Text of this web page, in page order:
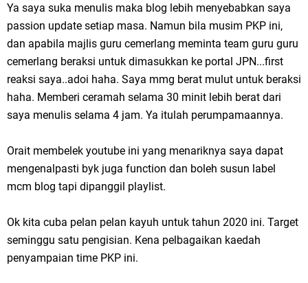
Ya saya suka menulis maka blog lebih menyebabkan saya
passion update setiap masa. Namun bila musim PKP ini,
dan apabila majlis guru cemerlang meminta team guru guru
cemerlang beraksi untuk dimasukkan ke portal JPN...first
reaksi saya..adoi haha. Saya mmg berat mulut untuk beraksi
haha. Memberi ceramah selama 30 minit lebih berat dari
saya menulis selama 4 jam. Ya itulah perumpamaannya.
Orait membelek youtube ini yang menariknya saya dapat
mengenalpasti byk juga function dan boleh susun label
mcm blog tapi dipanggil playlist.
Ok kita cuba pelan pelan kayuh untuk tahun 2020 ini. Target
seminggu satu pengisian. Kena pelbagaikan kaedah
penyampaian time PKP ini.